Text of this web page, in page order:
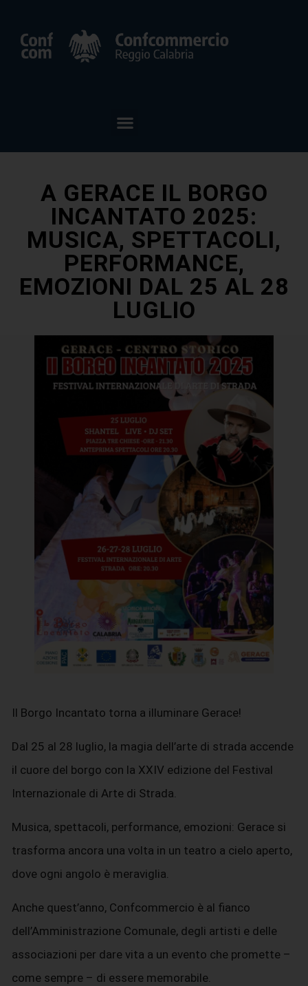
A GERACE IL BORGO
INCANTATO 2025:
MUSICA, SPETTACOLI,
PERFORMANCE,
EMOZIONI DAL 25 AL 28
LUGLIO
Il Borgo Incantato torna a illuminare Gerace!
Dal 25 al 28 luglio, la magia dell’arte di strada accende
il cuore del borgo con la XXIV edizione del Festival
Internazionale di Arte di Strada.
Musica, spettacoli, performance, emozioni: Gerace si
trasforma ancora una volta in un teatro a cielo aperto,
dove ogni angolo è meraviglia.
Anche quest’anno, Confcommercio è al fianco
dell’Amministrazione Comunale, degli artisti e delle
associazioni per dare vita a un evento che promette –
come sempre – di essere memorabile.